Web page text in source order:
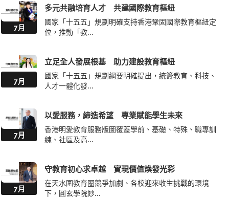
7月
多元共融培育人才 共建國際教育樞紐
國家「十五五」規劃明確支持香港鞏固國際教育樞紐定
位，推動「教...
7月
立足全人發展根基 助力建設教育樞紐
國家「十五五」規劃綱要明確提出，統籌教育、科技、
人才一體化發...
7月
以愛服務，締造希望 專業賦能學生未來
香港明愛教育服務版圖覆蓋學前、基礎、特殊、職專訓
練、社區及高...
7月
守教育初心求卓越 實現價值煥發光彩
在天水圍教育圈競爭加劇、各校迎來收生挑戰的環境
下，圓玄學院妙...